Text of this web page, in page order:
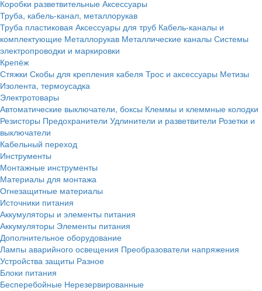
Коробки разветвительные Аксессуары
Труба, кабель-канал, металлорукав
Труба пластиковая Аксессуары для труб Кабель-каналы и
комплектующие Металлорукав Металлические каналы Системы
электропроводки и маркировки
Крепёж
Стяжки Скобы для крепления кабеля Трос и аксессуары Метизы
Изолента, термоусадка
Электротовары
Автоматические выключатели, боксы Клеммы и клеммные колодки
Резисторы Предохранители Удлинители и разветвители Розетки и
выключатели
Кабельный переход
Инструменты
Монтажные инструменты
Материалы для монтажа
Огнезащитные материалы
Источники питания
Аккумуляторы и элементы питания
Аккумуляторы Элементы питания
Дополнительное оборудование
Лампы аварийного освещения Преобразователи напряжения
Устройства защиты Разное
Блоки питания
Бесперебойные Нерезервированные